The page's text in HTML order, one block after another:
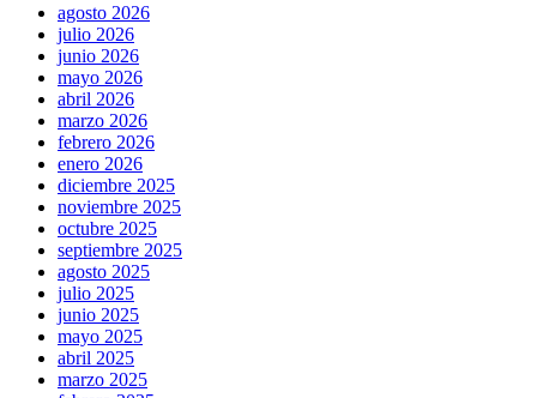
agosto 2026
julio 2026
junio 2026
mayo 2026
abril 2026
marzo 2026
febrero 2026
enero 2026
diciembre 2025
noviembre 2025
octubre 2025
septiembre 2025
agosto 2025
julio 2025
junio 2025
mayo 2025
abril 2025
marzo 2025